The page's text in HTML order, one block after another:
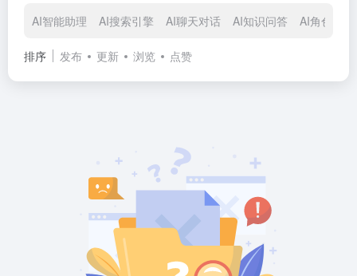
AI智能助理 AI搜索引擎 AI聊天对话 AI知识问答 AI角色扮演
排序 发布 更新 浏览 点赞